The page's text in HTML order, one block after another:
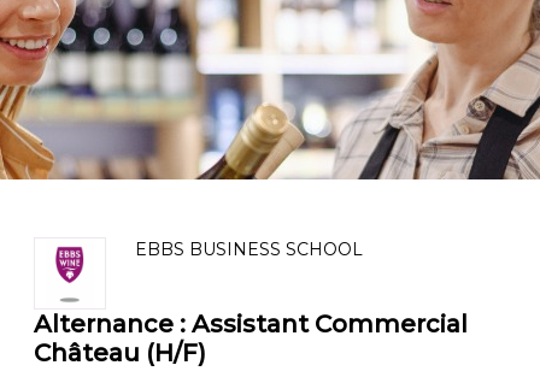
EBBS BUSINESS SCHOOL
Alternance : Assistant Commercial
Château (H/F)